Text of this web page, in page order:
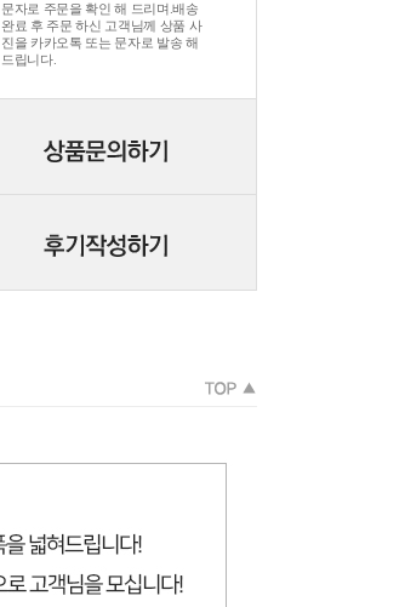
문자로 주문을 확인 해 드리며.배송
완료 후 주문 하신 고객님께 상품 사
진을 카카오톡 또는 문자로 발송 해
드립니다.